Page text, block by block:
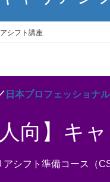
シフト講座
日本プロフェッショナ
人向】キ
フト準備コース（